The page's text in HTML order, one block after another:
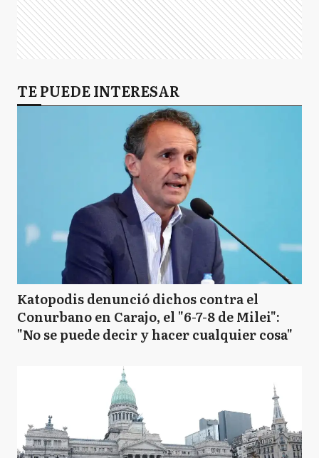
TE PUEDE INTERESAR
Katopodis denunció dichos contra el
Conurbano en Carajo, el "6-7-8 de Milei":
"No se puede decir y hacer cualquier cosa"